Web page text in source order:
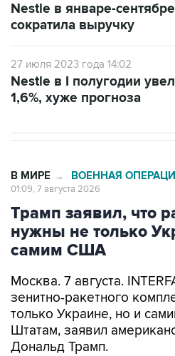
Nestle в январе-
сократила выручку
27 июля 2023 года 14:02
Nestle в I полугодии
1,6%, хуже прогноза
В МИРЕ → ВОЕННАЯ
01:09, 7 августа 2026
Трамп заявил, что
нужны не только
самим США
Москва. 7 августа.
зенитно-ракетного
только Украине, но и
Штатам, заявил
Дональд Трамп.